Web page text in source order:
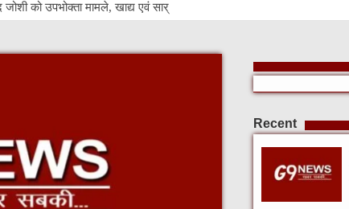
जोशी को उपभोक्ता मामले, खाद्य एवं सार्वजनिक वितरण ऊर्जा मंत
Recent